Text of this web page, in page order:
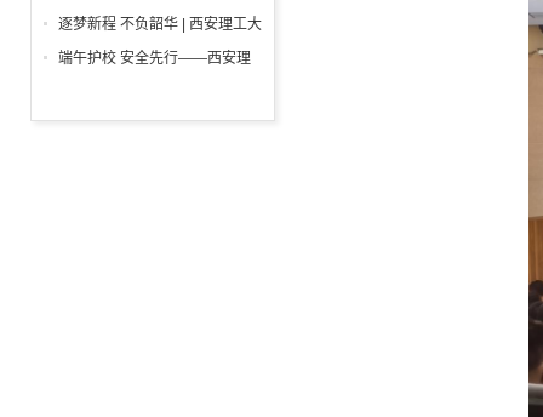
题宣教活动
安校园 ——西安理工大学高科
学院开展消防安全专项检查
逐梦新程 不负韶华 | 西安理工大
学高科学院2026届毕业典礼暨
端午护校 安全先行——西安理
项培训